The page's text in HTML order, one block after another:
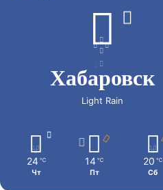
Хабаровск
Light Rain
24 ℃
Чт
14 ℃
Пт
20 ℃
Сб